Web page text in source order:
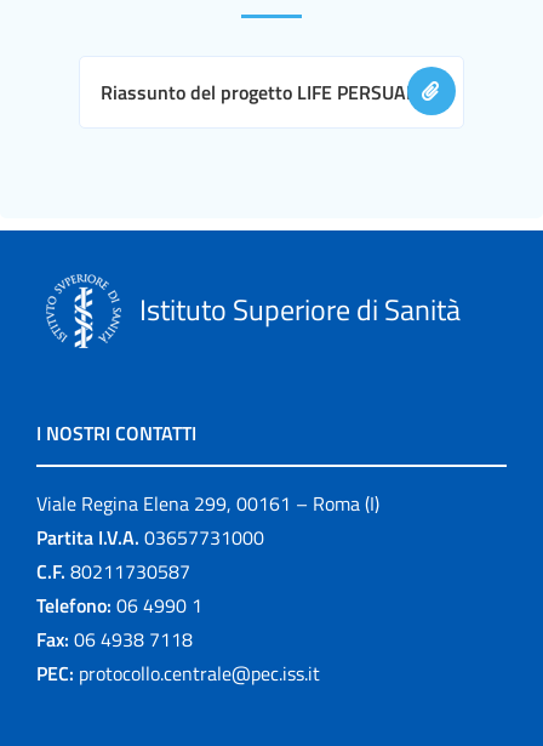
Riassunto del progetto LIFE PERSUADED
Istituto Superiore di Sanità
I NOSTRI CONTATTI
Viale Regina Elena 299, 00161 – Roma (I)
Partita I.V.A. 03657731000
C.F. 80211730587
Telefono: 06 4990 1
Fax: 06 4938 7118
PEC: protocollo.centrale@pec.iss.it